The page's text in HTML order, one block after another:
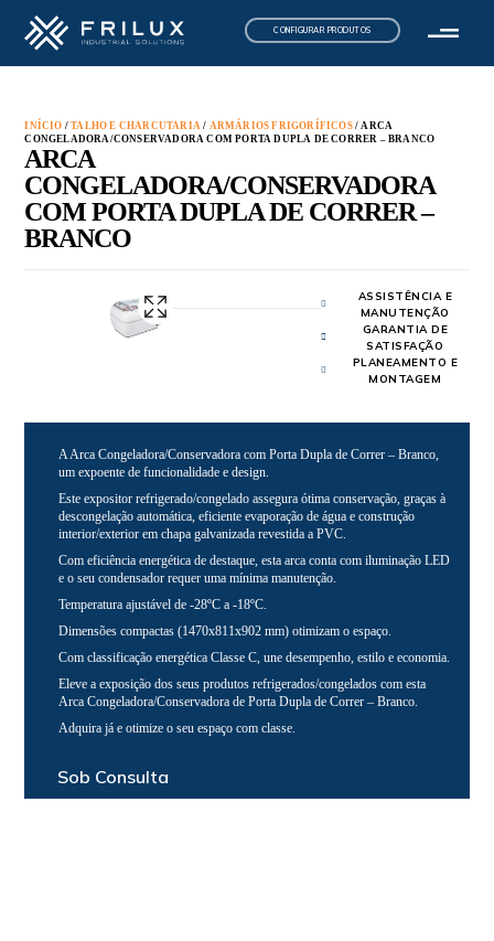
CONFIGURAR PRODUTOS
INÍCIO /TALHO E CHARCUTARIA / ARMÁRIOS FRIGORÍFICOS/ ARCA
CONGELADORA/CONSERVADORA COM PORTA DUPLA DE CORRER – BRANCO
ARCA
CONGELADORA/CONSERVADORA
COM PORTA DUPLA DE CORRER –
BRANCO
ASSISTÊNCIA E
MANUTENÇÃO
GARANTIA DE
SATISFAÇÃO
PLANEAMENTO E
MONTAGEM
A Arca Congeladora/Conservadora com Porta Dupla de Correr – Branco,
um expoente de funcionalidade e design.
Este expositor refrigerado/congelado assegura ótima conservação, graças à
descongelação automática, eficiente evaporação de água e construção
interior/exterior em chapa galvanizada revestida a PVC.
Com eficiência energética de destaque, esta arca conta com iluminação LED
e o seu condensador requer uma mínima manutenção.
Temperatura ajustável de -28ºC a -18ºC.
Dimensões compactas (1470x811x902 mm) otimizam o espaço.
Com classificação energética Classe C, une desempenho, estilo e economia.
Eleve a exposição dos seus produtos refrigerados/congelados com esta
Arca Congeladora/Conservadora de Porta Dupla de Correr – Branco.
Adquira já e otimize o seu espaço com classe.
Sob Consulta